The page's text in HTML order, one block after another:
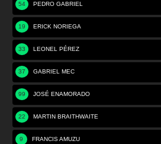
54 PEDRO GABRIEL
19 ERICK NORIEGA
33 LEONEL PÉREZ
37 GABRIEL MEC
99 JOSÉ ENAMORADO
22 MARTIN BRAITHWAITE
9 FRANCIS AMUZU